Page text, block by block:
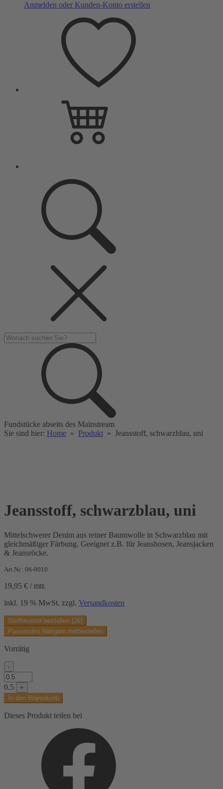
Anmelden oder Kunden-Konto erstellen
Fundstücke abseits des Mainstream
Sie sind hier: Home » Produkt » Jeansstoff, schwarzblau, uni
Jeansstoff, schwarzblau, uni
Mittelschwerer Denim aus reiner Baumwolle in Schwarzblau mit
gleichmäßiger Färbung. Geeignet z.B. für Jeanshosen, Jeansjacken
& Jeansröcke.
Art.Nr.: 06-0010
19,95 € / mtr.
inkl. 19 % MwSt. zzgl. Versandkosten
Stoffmuster bestellen (2€)
Passendes Nähgarn mitbestellen
Vorrätig
-
Jeansstoff,
schwarzblau,
uni
Menge
0.5
+
In den Warenkorb
Dieses Produkt teilen bei